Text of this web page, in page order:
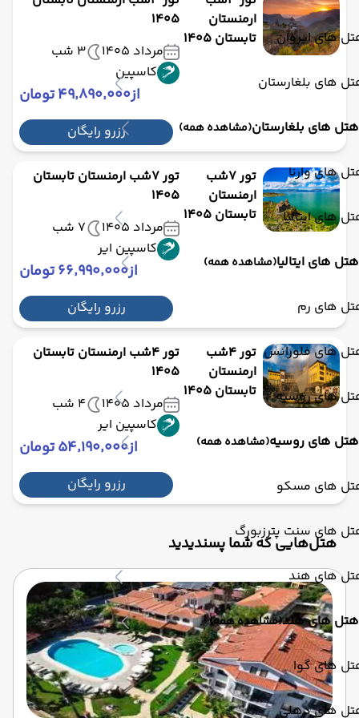
های ایروان
های بلغارستان
هتل های بلغارستان(مشاهده همه)
های وارنا
های ایتالیا
هتل های ایتالیا(مشاهده همه)
های رم
های فلورانس
های روسیه
هتل های روسیه(مشاهده همه)
های مسکو
های سنت پترزبورگ
های هند
هتل های هند(مشاهده همه)
های گوا
های دهلی
ارمنستان
تابستان 1405
1405
مرداد 1405
3 شب
کاسپین
از۴۹٬۸۹۰٬۰۰۰ تومان
رزرو رایگان
تور 7شب
ارمنستان
تابستان 1405
تور 7شب ارمنستان تابستان
1405
مرداد 1405
7 شب
کاسپین ایر
از۶۶٬۹۹۰٬۰۰۰ تومان
رزرو رایگان
تور 4شب
ارمنستان
تابستان 1405
تور 4شب ارمنستان تابستان
1405
مرداد 1405
4 شب
کاسپین ایر
از۵۴٬۱۹۰٬۰۰۰ تومان
رزرو رایگان
هتل‌هایی که شما پسندیدید